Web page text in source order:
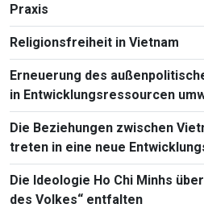
Praxis
Religionsfreiheit in Vietnam
Erneuerung des
in Entwicklungsressourcen
Die Beziehungen zwischen
treten in eine neue
Die Ideologie Ho Chi Minhs
des Volkes“ entfalten